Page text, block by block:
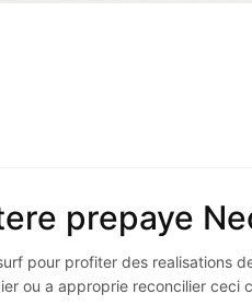
prepaye
pour profiter des realisations
ou a approprie reconcilier ceci